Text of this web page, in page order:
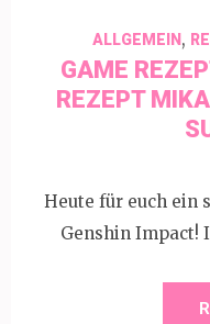
ALLGEMEIN,
GAME
REZEPT
Heute für euch ein
Genshin Impact!